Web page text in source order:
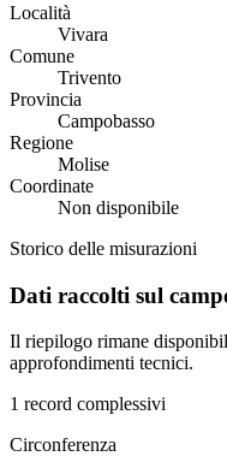
Località
Vivara
Comune
Trivento
Provincia
Campobasso
Regione
Molise
Coordinate
Non disponibile
Storico delle misurazioni
Dati raccolti sul
Il riepilogo rimane
approfondimenti tecnici.
1 record complessivi
Circonferenza